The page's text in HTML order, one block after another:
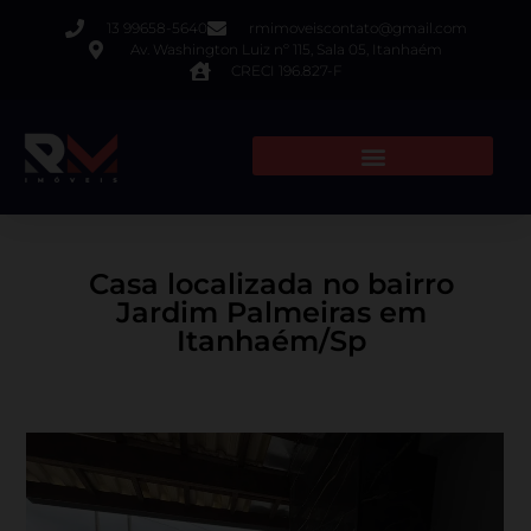
13 99658-5640
rmimoveiscontato@gmail.com
Av. Washington Luiz nº 115, Sala 05, Itanhaém
CRECI 196.827-F
Casa localizada no bairro
Jardim Palmeiras em
Itanhaém/Sp